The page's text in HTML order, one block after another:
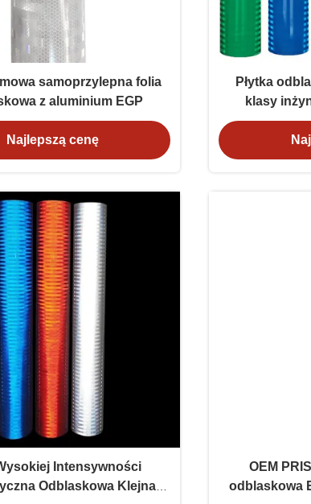
samoprzylepna folia
z aluminium EGP
Najlepszą cenę
Płytka
klasy
Intensywności
Odblaskowa Klejna
OEM
odblaskowa